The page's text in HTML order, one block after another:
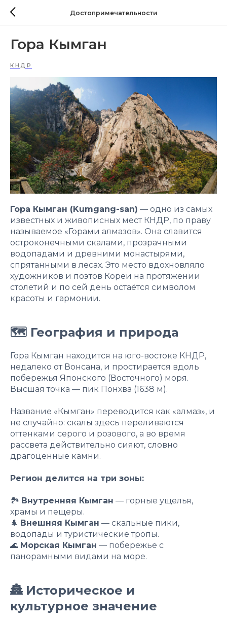
Достопримечательности
Гора Кымган
КНДР
Гора Кымган (Kumgang-san) — одно из самых
известных и живописных мест КНДР, по праву
называемое «Горами алмазов». Она славится
остроконечными скалами, прозрачными
водопадами и древними монастырями,
спрятанными в лесах. Это место вдохновляло
художников и поэтов Кореи на протяжении
столетий и по сей день остаётся символом
красоты и гармонии.
🗺 География и природа
Гора Кымган находится на юго-востоке КНДР,
недалеко от Вонсана, и простирается вдоль
побережья Японского (Восточного) моря.
Высшая точка — пик Понхва (1638 м).
Название «Кымган» переводится как «алмаз», и
не случайно: скалы здесь переливаются
оттенками серого и розового, а во время
рассвета действительно сияют, словно
драгоценные камни.
Регион делится на три зоны:
🏞 Внутренняя Кымган — горные ущелья,
храмы и пещеры.
🌲 Внешняя Кымган — скальные пики,
водопады и туристические тропы.
🌊 Морская Кымган — побережье с
панорамными видами на море.
🏯 Историческое и
культурное значение